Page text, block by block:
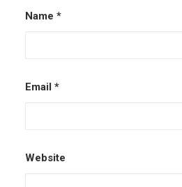
Name *
Email *
Website